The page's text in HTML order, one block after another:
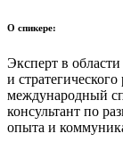
О спикере:
Эксперт в
и
международный
консультант по
опыта и